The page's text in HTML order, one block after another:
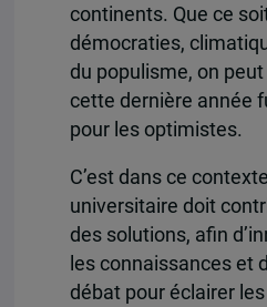
continents. Que ce
démocraties,
du populisme, on
cette dernière année
pour les optimistes.
C’est dans ce
universitaire doit
des solutions, afin
les connaissances et
débat pour éclairer